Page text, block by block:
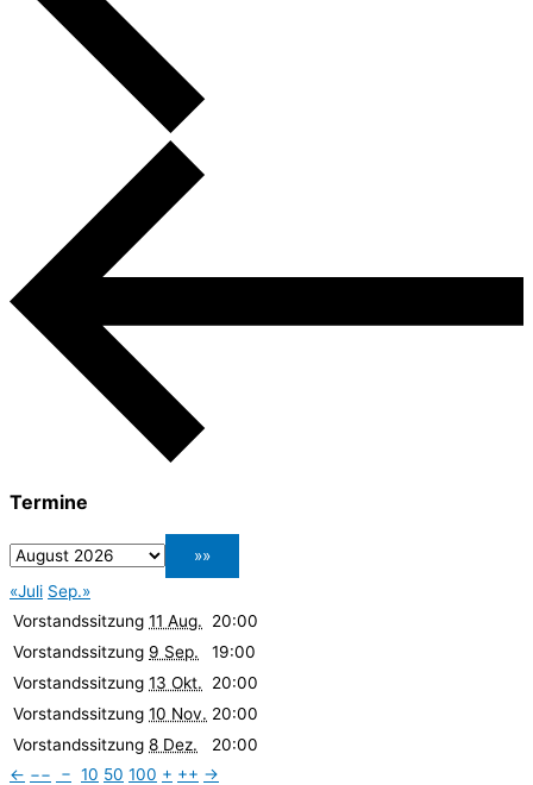
Termine
«Juli Sep.»
Vorstandssitzung 11 Aug.
20:00
Vorstandssitzung 9 Sep.
19:00
Vorstandssitzung 13 Okt.
20:00
Vorstandssitzung 10 Nov. 20:00
Vorstandssitzung 8 Dez.
20:00
← −− − 10 50 100 + ++ →